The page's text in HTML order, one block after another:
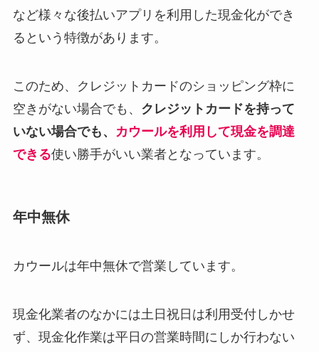
など様々な後払いアプリを利用した現金化ができ
るという特徴があります。
このため、クレジットカードのショッピング枠に
空きがない場合でも、 クレジットカードを持って
いない場合でも、
カウールを利用して現金を調達
できる使い勝手がいい業者となっています。
年中無休
カウールは年中無休で営業しています。
現金化業者のなかには土日祝日は利用受付しかせ
ず、現金化作業は平日の営業時間にしか行わない